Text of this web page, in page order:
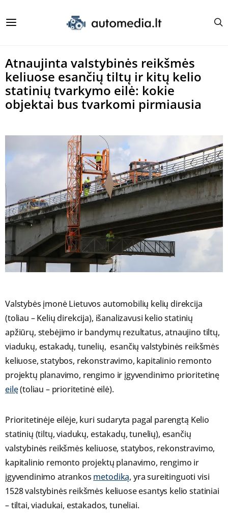
Atnaujinta valstybinės reikšmės
keliuose esančių tiltų ir kitų kelio
statinių tvarkymo eilė: kokie
objektai bus tvarkomi pirmiausia
Valstybės įmonė Lietuvos automobilių kelių direkcija
(toliau – Kelių direkcija), išanalizavusi kelio statinių
apžiūrų, stebėjimo ir bandymų rezultatus, atnaujino tiltų,
viadukų, estakadų, tunelių, esančių valstybinės reikšmės
keliuose, statybos, rekonstravimo, kapitalinio remonto
projektų planavimo, rengimo ir įgyvendinimo prioritetinę
eilę(toliau – prioritetinė eilė).
Prioritetinėje eilėje, kuri sudaryta pagal parengtą Kelio
statinių (tiltų, viadukų, estakadų, tunelių), esančių
valstybinės reikšmės keliuose, statybos, rekonstravimo,
kapitalinio remonto projektų planavimo, rengimo ir
įgyvendinimo atrankos metodiką, yra sureitinguoti visi
1528 valstybinės reikšmės keliuose esantys kelio statiniai
– tiltai, viadukai, estakados, tuneliai.